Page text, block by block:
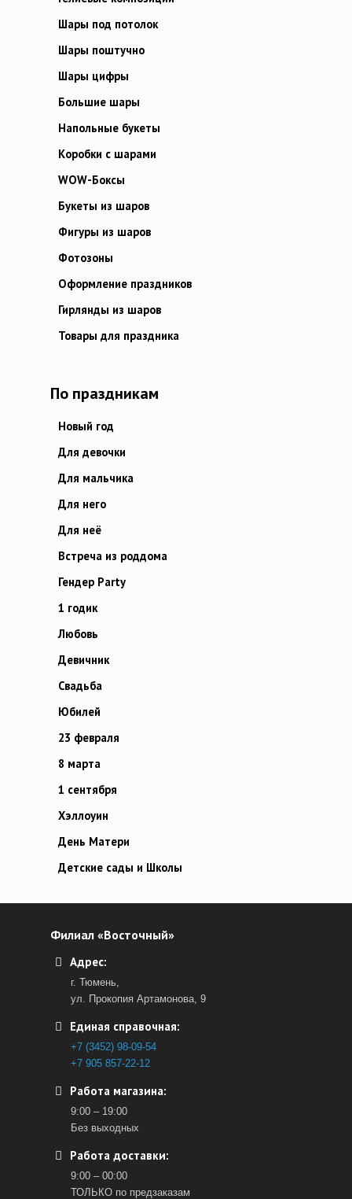
Шары под потолок
Шары поштучно
Шары цифры
Большие шары
Напольные букеты
Коробки с шарами
WOW-Боксы
Букеты из шаров
Фигуры из шаров
Фотозоны
Оформление праздников
Гирлянды из шаров
Товары для праздника
По праздникам
Новый год
Для девочки
Для мальчика
Для него
Для неё
Встреча из роддома
Гендер Party
1 годик
Любовь
Девичник
Свадьба
Юбилей
23 февраля
8 марта
1 сентября
Хэллоуин
День Матери
Детские сады и Школы
Филиал «Восточный»
Адрес:
г. Тюмень,
ул. Прокопия Артамонова, 9
Единая справочная:
+7 (3452) 98-09-54
+7 905 857-22-12
Работа магазина:
9:00 – 19:00
Без выходных
Работа доставки:
9:00 – 00:00
ТОЛЬКО по предзаказам